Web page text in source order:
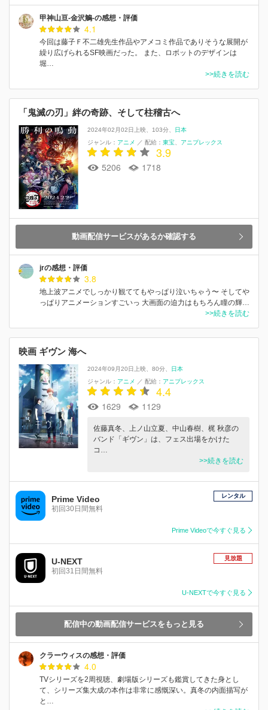
甲神山亘-金沢鵤-の感想・評価
4.1
今回は藤子Ｆ不二雄先生作品やアメコミ作品でありそうな展開が
繰り広げられるSF映画だった。 また、ロボットのデザインは
堀…
>>続きを読む
「鬼滅の刃」絆の奇跡、そして柱稽古へ
2024年02月02日上映 103分
日本
ジャンル： アニメ ／ 配給： 東宝 アニプレックス
3.9
5206 1718
動画配信サービスがあるか確認する
jrの感想・評価
3.8
地上波アニメでしっかり観ててもやっぱり泣いちゃう〜 そしてや
っぱりアニメーションすごいっ 大画面の迫力はもちろん瞳の輝…
>>続きを読む
映画 ギヴン 海へ
2024年09月20日上映 80分
日本
ジャンル： アニメ ／ 配給： アニプレックス
4.4
1629 1129
佐藤真冬、上ノ山立夏、中山春樹、梶 秋彦の
バンド「ギヴン」は、フェス出場をかけた
コ…
>>続きを読む
Prime Video
初回30日間無料
レンタル
Prime Videoで今すぐ見る
U-NEXT
初回31日間無料
見放題
U-NEXTで今すぐ見る
配信中の動画配信サービスをもっと見る
クラーウィスの感想・評価
4.0
TVシリーズを2周視聴、劇場版シリーズも鑑賞してきた身とし
て、シリーズ集大成の本作は非常に感慨深い。真冬の内面描写が
と…